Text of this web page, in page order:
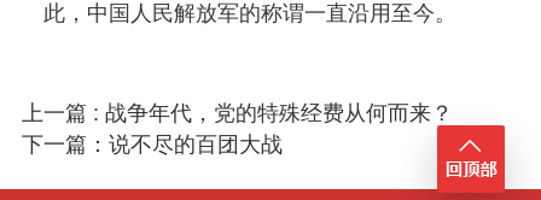
此，中国人民解放军的称谓一直沿用至今。
上一篇 : 战争年代，党的特殊经费从何而来？
下一篇：说不尽的百团大战